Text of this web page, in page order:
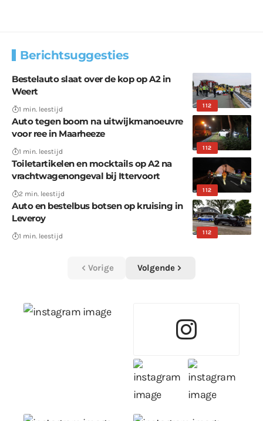
Berichtsuggesties
112
Bestelauto slaat over de kop op A2 in
Weert
1 min. leestijd
112
Auto tegen boom na uitwijkmanoeuvre
voor ree in Maarheeze
1 min. leestijd
112
Toiletartikelen en mocktails op A2 na
vrachtwagenongeval bij Ittervoort
2 min. leestijd
112
Auto en bestelbus botsen op kruising in
Leveroy
1 min. leestijd
Vorige Volgende